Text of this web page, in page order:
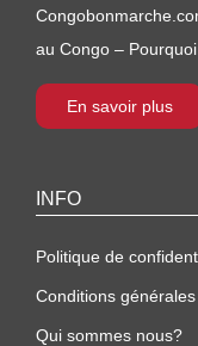
au Congo –
En savoir plus
INFO
Politique de
Conditions générales
Qui sommes nous?